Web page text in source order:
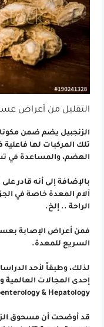
التقليل من أعراض
الزنجبيل يضم ضمن
تلك المركبات لها
الهضم، والمساعدة في
بالإضافة إلى أنه قادر
آلام المعدة خاصة في
الراحة .. إلخ.
فمن أعراض الإصابة
السريع للمعدة.
& Hepatology:
قد أوضحت أن مسحوق